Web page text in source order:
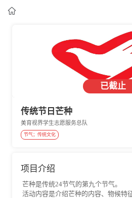

已截止
传统节日芒种
美育视界学生志愿服务总队
节气；传统文化
项目介绍
芒种是传统24节气的第九个节气。
活动内容是介绍芒种的内容、物候特